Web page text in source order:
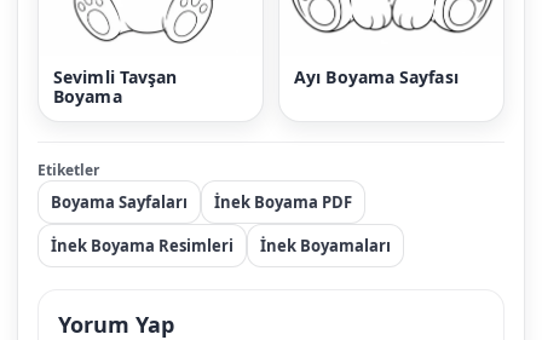
Sevimli Tavşan
Boyama
Ayı Boyama Sayfası
Etiketler
Boyama Sayfaları
İnek Boyama PDF
İnek Boyama Resimleri
İnek Boyamaları
Yorum Yap